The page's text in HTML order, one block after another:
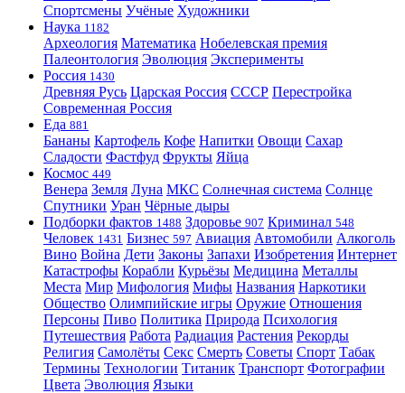
Спортсмены Учёные Художники
Наука 1182
Археология Математика Нобелевская премия
Палеонтология Эволюция Эксперименты
Россия 1430
Древняя Русь Царская Россия СССР Перестройка
Современная Россия
Еда 881
Бананы Картофель Кофе Напитки Овощи Сахар
Сладости Фастфуд Фрукты Яйца
Космос 449
Венера Земля Луна МКС Солнечная система Солнце
Спутники Уран Чёрные дыры
Подборки фактов 1488 Здоровье 907 Криминал 548
Человек 1431 Бизнес 597 Авиация Автомобили Алкоголь
Вино Война Дети Законы Запахи Изобретения Интернет
Катастрофы Корабли Курьёзы Медицина Металлы
Места Мир Мифология Мифы Названия Наркотики
Общество Олимпийские игры Оружие Отношения
Персоны Пиво Политика Природа Психология
Путешествия Работа Радиация Растения Рекорды
Религия Самолёты Секс Смерть Советы Спорт Табак
Термины Технологии Титаник Транспорт Фотографии
Цвета Эволюция Языки